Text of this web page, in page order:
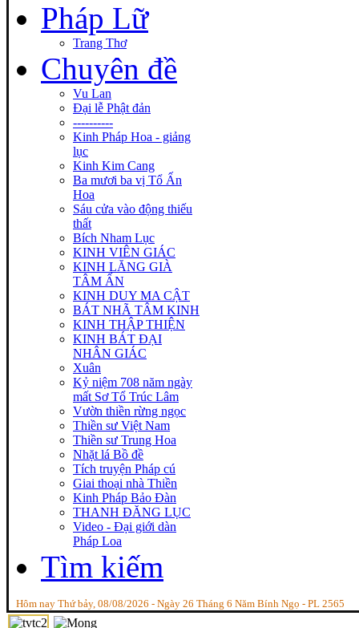
Pháp Lữ
Trang Thơ
Chuyên đề
Vu Lan
Đại lễ Phật đản
----------
Kinh Pháp Hoa - giảng
lục
Kinh Kim Cang
Ba mươi ba vị Tổ Ấn
Hoa
Sáu cửa vào động thiếu
thất
Bích Nham Lục
KINH VIÊN GIÁC
KINH LĂNG GIÀ
TÂM ẤN
KINH DUY MA CẬT
BÁT NHÃ TÂM KINH
KINH THẬP THIỆN
KINH BÁT ĐẠI
NHÂN GIÁC
Xuân
Kỷ niệm 708 năm ngày
mất Sơ Tổ Trúc Lâm
Vườn thiền rừng ngọc
Thiền sư Việt Nam
Thiền sư Trung Hoa
Nhặt lá Bồ đề
Tích truyện Pháp cú
Giai thoại nhà Thiền
Kinh Pháp Bảo Đàn
THANH ĐĂNG LỤC
Video - Đại giới dàn
Pháp Loa
Tìm kiếm
Hôm nay Thứ bảy, 08/08/2026 - Ngày 26 Tháng 6 Năm Bính Ngọ - PL 2565